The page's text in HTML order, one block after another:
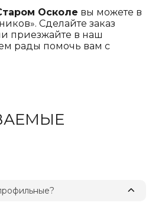
Осколе вы можете в
Сделайте заказ
приезжайте в наш
рады помочь вам с